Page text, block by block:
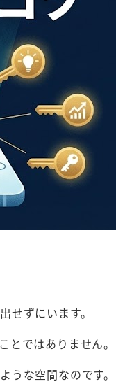
ずにいます。
ではありません。
うな空間なのです。